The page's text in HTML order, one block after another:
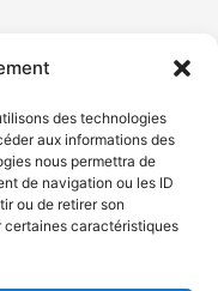
des technologies
aux informations des
nous permettra de
de navigation ou les ID
ou de retirer son
caractéristiques